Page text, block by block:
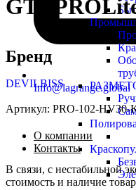
Info@lagrange.global
О компании
Контакты
GTI-
Бренд
DEVILBISS
Артикул: PRO-102-HV30-
В связи, с нестабильной
стоимость и наличие